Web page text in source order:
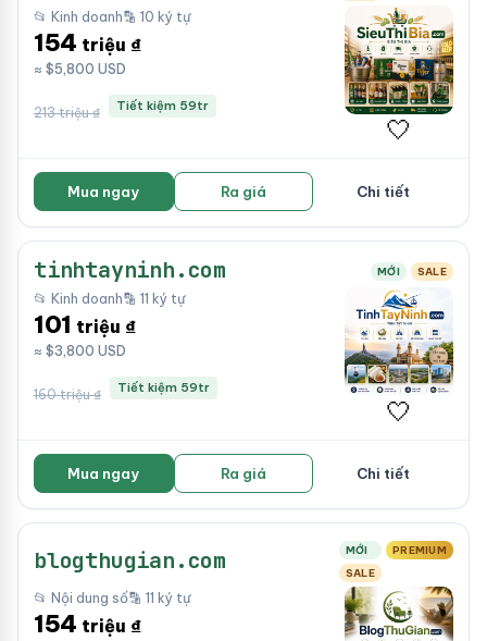
📂 Kinh doanh🔡 10 ký tự
154 triệu ₫
≈ $5,800 USD
213 triệu ₫ Tiết kiệm 59tr
🤍
Mua ngay Ra giá Chi tiết
tinhtayninh.com MỚI SALE
📂 Kinh doanh🔡 11 ký tự
101 triệu ₫
≈ $3,800 USD
160 triệu ₫ Tiết kiệm 59tr
🤍
Mua ngay Ra giá Chi tiết
blogthugian.com MỚI
PREMIUM
SALE
📂 Nội dung số🔡 11 ký tự
154 triệu ₫